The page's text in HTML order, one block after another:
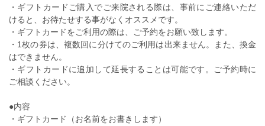
・ギフトカードご購入でご来院される際は、事前にご連絡いただ
けると、お待たせする事がなくオススメです。
・ギフトカードをご利用の際は、ご予約をお願い致します。
・1枚の券は、複数回に分けてのご利用は出来ません。また、換金
はできません。
・ギフトカードに追加して延長することは可能です。ご予約時に
ご相談ください。
●内容
・ギフトカード（お名前をお書きします）